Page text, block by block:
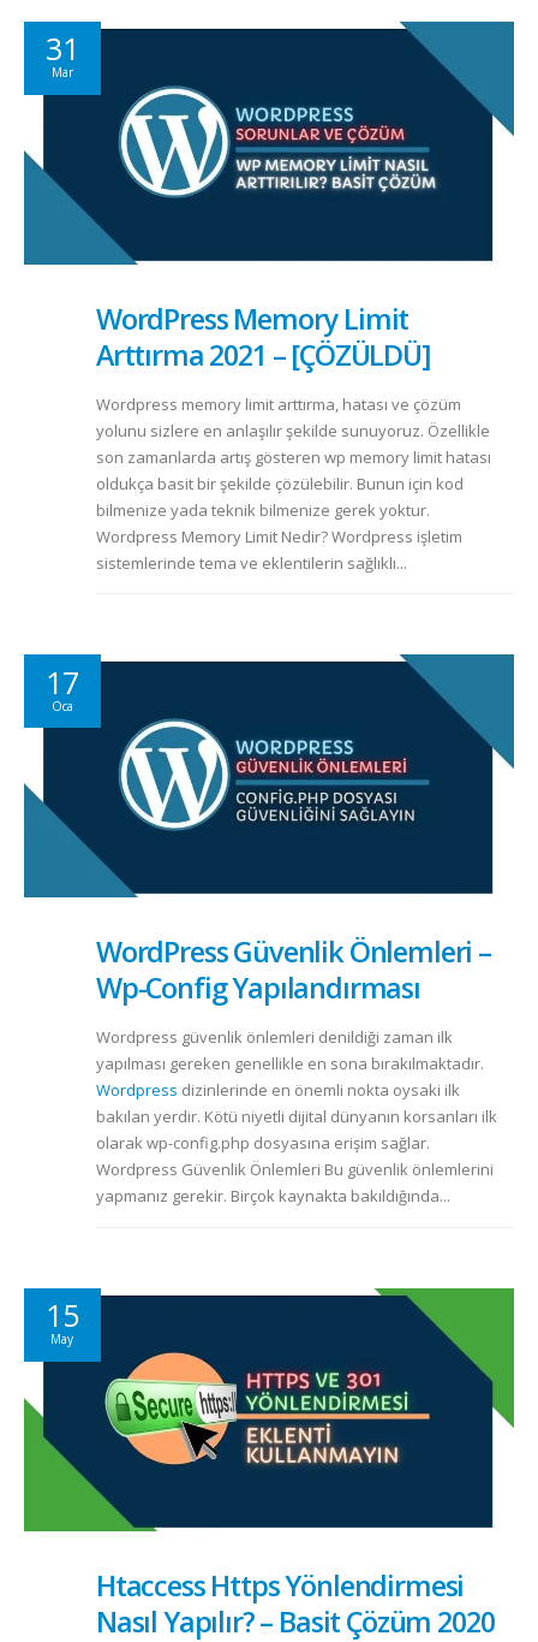
31
Mar
WordPress Memory Limit
Arttırma 2021 – [ÇÖZÜLDÜ]
Wordpress memory limit arttırma, hatası ve çözüm
yolunu sizlere en anlaşılır şekilde sunuyoruz. Özellikle
son zamanlarda artış gösteren wp memory limit hatası
oldukça basit bir şekilde çözülebilir. Bunun için kod
bilmenize yada teknik bilmenize gerek yoktur.
Wordpress Memory Limit Nedir? Wordpress işletim
sistemlerinde tema ve eklentilerin sağlıklı...
17
Oca
WordPress Güvenlik Önlemleri –
Wp-Config Yapılandırması
Wordpress güvenlik önlemleri denildiği zaman ilk
yapılması gereken genellikle en sona bırakılmaktadır.
Wordpress dizinlerinde en önemli nokta oysaki ilk
bakılan yerdir. Kötü niyetli dijital dünyanın korsanları ilk
olarak wp-config.php dosyasına erişim sağlar.
Wordpress Güvenlik Önlemleri Bu güvenlik önlemlerini
yapmanız gerekir. Birçok kaynakta bakıldığında...
15
May
Htaccess Https Yönlendirmesi
Nasıl Yapılır? – Basit Çözüm 2020